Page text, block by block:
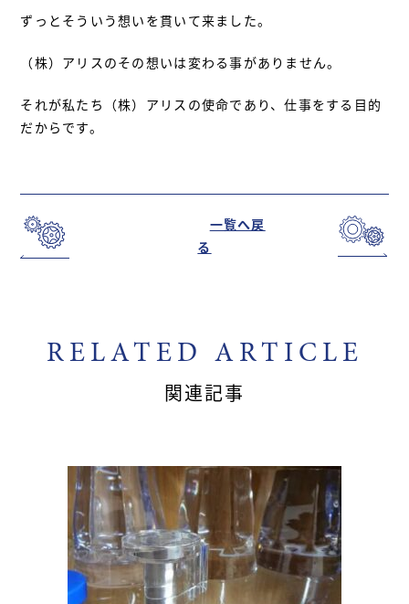
ずっとそういう想いを貫いて来ました。
（株）アリスのその想いは変わる事がありません。
それが私たち（株）アリスの使命であり、仕事をする目的
だからです。
一覧へ戻
る
RELATED ARTICLE
関連記事